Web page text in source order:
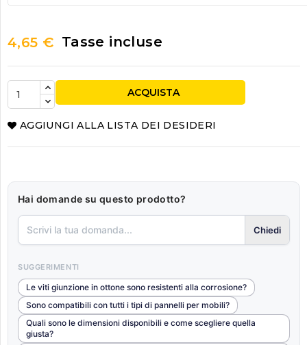
4,65 € Tasse incluse
ACQUISTA
AGGIUNGI ALLA LISTA DEI DESIDERI
Hai domande su questo prodotto?
Chiedi
SUGGERIMENTI
Le viti giunzione in ottone sono resistenti alla corrosione?
Sono compatibili con tutti i tipi di pannelli per mobili?
Quali sono le dimensioni disponibili e come scegliere quella
giusta?